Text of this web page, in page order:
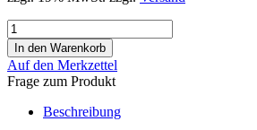
Auf den Merkzettel
Frage zum Produkt
Beschreibung